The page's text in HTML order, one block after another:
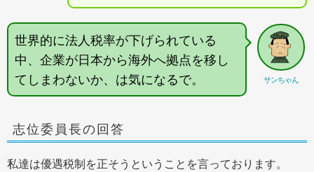
サンちゃん
世界的に法人税率が下げられている
中、企業が日本から海外へ拠点を移し
てしまわないか、は気になるで。
志位委員長の回答
私達は優遇税制を正そうということを言っております。